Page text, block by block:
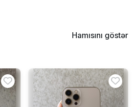
Hamısını göstər